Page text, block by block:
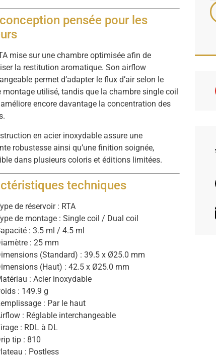
pensée pour les
mise sur une chambre optimisée afin de
la restitution aromatique. Son airflow
permet d’adapter le flux d’air selon le
montage utilisé, tandis que la chambre single coil
encore davantage la concentration des
en acier inoxydable assure une
robustesse ainsi qu’une finition soignée,
dans plusieurs coloris et éditions limitées.
techniques
de réservoir : RTA
de montage : Single coil / Dual coil
: 3.5 ml / 4.5 ml
: 25 mm
(Standard) : 39.5 x Ø25.0 mm
(Haut) : 42.5 x Ø25.0 mm
: Acier inoxydable
: 149.9 g
: Par le haut
: Réglable interchangeable
: RDL à DL
tip : 810
: Postless